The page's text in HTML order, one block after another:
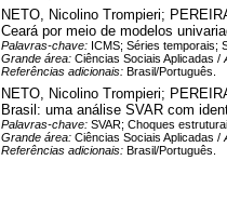
NETO, Nicolino Trompieri;
Ceará por meio de modelos
Palavras-chave: ICMS; Séries temporais;
Grande área: Ciências Sociais Aplicadas /
Referências adicionais: Brasil/Português.
NETO, Nicolino Trompieri;
Brasil: uma análise SVAR com
Palavras-chave: SVAR; Choques
Grande área: Ciências Sociais Aplicadas /
Referências adicionais: Brasil/Português.